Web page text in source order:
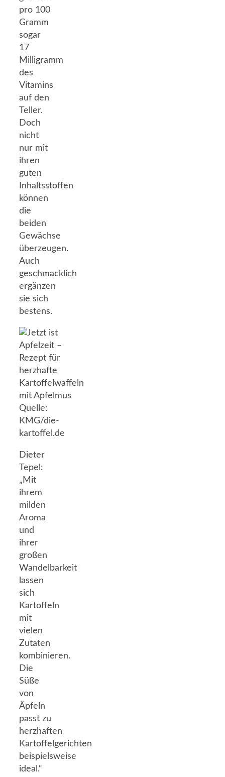
pro 100
Gramm
sogar
17
Milligramm
des
Vitamins
auf den
Teller.
Doch
nicht
nur mit
ihren
guten
Inhaltsstoffen
können
die
beiden
Gewächse
überzeugen.
Auch
geschmacklich
ergänzen
sie sich
bestens.
Dieter
Tepel:
„Mit
ihrem
milden
Aroma
und
ihrer
großen
Wandelbarkeit
lassen
sich
Kartoffeln
mit
vielen
Zutaten
kombinieren.
Die
Süße
von
Äpfeln
passt zu
herzhaften
Kartoffelgerichten
beispielsweise
ideal.“